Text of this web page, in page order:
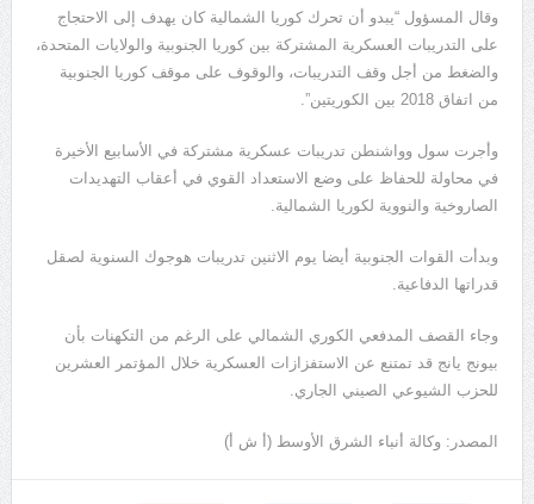
وقال المسؤول “يبدو أن تحرك كوريا الشمالية كان يهدف إلى الاحتجاج
على التدريبات العسكرية المشتركة بين كوريا الجنوبية والولايات المتحدة،
والضغط من أجل وقف التدريبات، والوقوف على موقف كوريا الجنوبية
من اتفاق 2018 بين الكوريتين”.
وأجرت سول وواشنطن تدريبات عسكرية مشتركة في الأسابيع الأخيرة
في محاولة للحفاظ على وضع الاستعداد القوي في أعقاب التهديدات
الصاروخية والنووية لكوريا الشمالية.
وبدأت القوات الجنوبية أيضا يوم الاثنين تدريبات هوجوك السنوية لصقل
قدراتها الدفاعية.
وجاء القصف المدفعي الكوري الشمالي على الرغم من التكهنات بأن
بيونج يانج قد تمتنع عن الاستفزازات العسكرية خلال المؤتمر العشرين
للحزب الشيوعي الصيني الجاري.
المصدر: وكالة أنباء الشرق الأوسط (أ ش أ)